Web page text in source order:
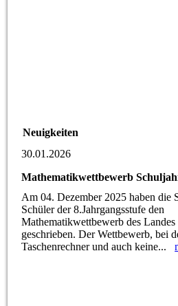
Neuigkeiten
30.01.2026
Mathematikwettbewerb
Am 04. Dezember 2025 haben die
Schüler der 8.Jahrgangsstufe den
Mathematikwettbewerb des Landes
geschrieben. Der Wettbewerb, bei
Taschenrechner und auch keine...